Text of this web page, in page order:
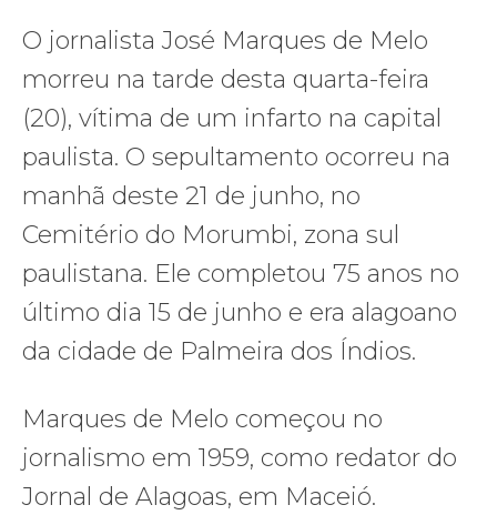
O jornalista José Marques de Melo
morreu na tarde desta quarta-feira
(20), vítima de um infarto na capital
paulista. O sepultamento ocorreu na
manhã deste 21 de junho, no
Cemitério do Morumbi, zona sul
paulistana. Ele completou 75 anos no
último dia 15 de junho e era alagoano
da cidade de Palmeira dos Índios.
Marques de Melo começou no
jornalismo em 1959, como redator do
Jornal de Alagoas, em Maceió.